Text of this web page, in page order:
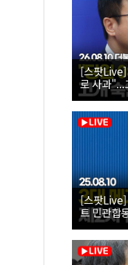
[스팟Live]
로 사과"...
26.08.10
[스팟Live]
트 민관합
26.08.10